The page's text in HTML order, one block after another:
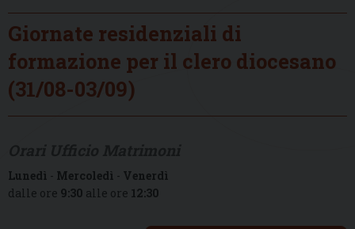
Giornate residenziali di
formazione per il clero diocesano
(31/08-03/09)
Lunedì - Mercoledì - Venerdì
dalle ore 9:30 alle ore 12:30